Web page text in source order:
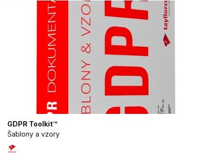
GDPR Toolkit™
Šablony a vzory